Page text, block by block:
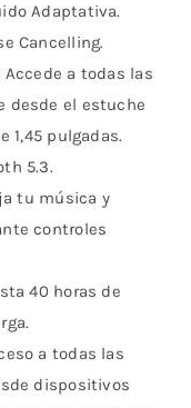
Adaptativa.
Cancelling.
a todas las
desde el estuche
1,45 pulgadas.
5.3.
tu música y
controles
40 horas de
a todas las
dispositivos